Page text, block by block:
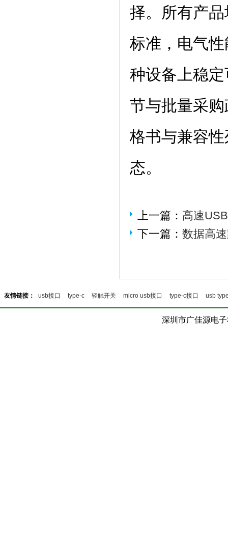
择。所有产
标准，电气
种设备上稳
节与批量采
格书与兼容
态。
上一篇： 高速
下一篇： 数据高
友情链接： usb接口 type-c 轻触开关 micro usb接口 type-c接口 usb
深圳市广佳源电